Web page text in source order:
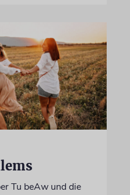
Tu beAw und die